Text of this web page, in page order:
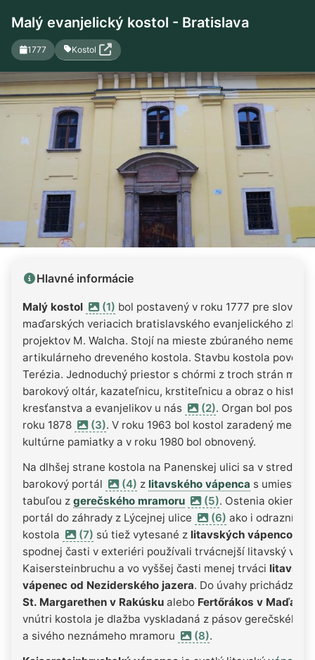
Malý evanjelický kostol - Bratislava
1777 Kostol
Hlavné informácie
Malý kostol (1) bol postavený v roku 1777 pre
maďarských veriacich bratislavského evanjelického
projektov M. Walcha. Stojí na mieste zbúraného
artikulárneho dreveného kostola. Stavbu kostola
Terézia. Jednoduchý priestor s chórmi z troch strán má
barokový oltár, kazateľnicu, krstiteľnicu a obraz o histórii
kresťanstva a evanjelikov u nás
(2). Organ bol
roku 1878
(3). V roku 1963 bol kostol zaradený medzi
kultúrne pamiatky a v roku 1980 bol obnovený.
Na dlhšej strane kostola na Panenskej ulici sa v strede
barokový portál
(4) z litavského vápenca s
tabuľou z gerečského mramoru (5). Ostenia okien
portál do záhrady z Lýcejnej ulice
(6) ako i odrazník
kostola
(7) sú tiež vytesané z litavských vápencov
spodnej časti v exteriéri používali trvácnejší litavský
Kaisersteinbruchu a vo vyššej časti menej trváci litavský
vápenec od Neziderského jazera. Do úvahy prichádza
St. Margarethen v Rakúsku alebo Fertőrákos v
vnútri kostola je dlažba vyskladaná z pásov gerečského
a sivého neznámeho mramoru
(8).